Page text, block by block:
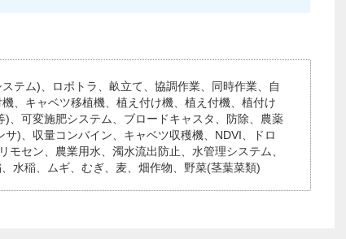
テム)、ロボトラ、畝立て、協調作業、同時作業、自
、キャベツ移植機、植え付け機、植え付機、植付け
、可変施肥システム、ブロードキャスタ、防除、農薬
)、収量コンバイン、キャベツ収穫機、NDVI、ドロ
セン、農業用水、濁水流出防止、水管理システム、
水稲、ムギ、むぎ、麦、畑作物、野菜(茎葉菜類)